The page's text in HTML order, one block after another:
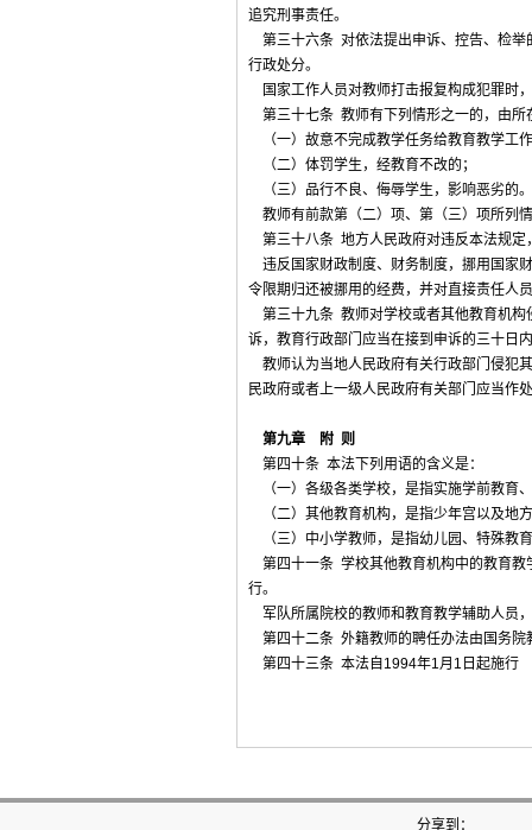
分享到：
追究刑事责任。
第三十六条 对依法提出申诉、控告、检举
行政处分。
国家工作人员对教师打击报复构成犯罪时
第三十七条 教师有下列情形之一的，由所
（一）故意不完成教学任务给教育教学工
（二）体罚学生，经教育不改的；
（三）品行不良、侮辱学生，影响恶劣的。
教师有前款第（二）项、第（三）项所列
第三十八条 地方人民政府对违反本法规定
违反国家财政制度、财务制度，挪用国家
令限期归还被挪用的经费，并对直接责任人
第三十九条 教师对学校或者其他教育机构
诉，教育行政部门应当在接到申诉的三十日
教师认为当地人民政府有关行政部门侵犯
民政府或者上一级人民政府有关部门应当作
第九章 附 则
第四十条 本法下列用语的含义是：
（一）各级各类学校，是指实施学前教育
（二）其他教育机构，是指少年宫以及地
（三）中小学教师，是指幼儿园、特殊教
第四十一条 学校其他教育机构中的教育教
行。
军队所属院校的教师和教育教学辅助人员
第四十二条 外籍教师的聘任办法由国务院
第四十三条 本法自1994年1月1日起施行